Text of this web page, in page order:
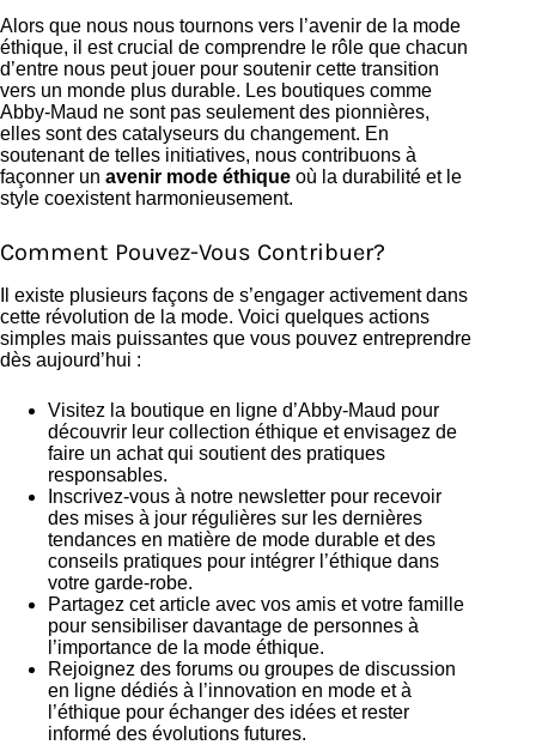
Alors que nous nous tournons vers l’avenir de la mode
éthique, il est crucial de comprendre le rôle que chacun
d’entre nous peut jouer pour soutenir cette transition
vers un monde plus durable. Les boutiques comme
Abby-Maud ne sont pas seulement des pionnières,
elles sont des catalyseurs du changement. En
soutenant de telles initiatives, nous contribuons à
façonner un avenir mode éthique où la durabilité et le
style coexistent harmonieusement.
Comment Pouvez-Vous Contribuer?
Il existe plusieurs façons de s’engager activement dans
cette révolution de la mode. Voici quelques actions
simples mais puissantes que vous pouvez entreprendre
dès aujourd’hui :
Visitez la boutique en ligne d’Abby-Maud pour
découvrir leur collection éthique et envisagez de
faire un achat qui soutient des pratiques
responsables.
Inscrivez-vous à notre newsletter pour recevoir
des mises à jour régulières sur les dernières
tendances en matière de mode durable et des
conseils pratiques pour intégrer l’éthique dans
votre garde-robe.
Partagez cet article avec vos amis et votre famille
pour sensibiliser davantage de personnes à
l’importance de la mode éthique.
Rejoignez des forums ou groupes de discussion
en ligne dédiés à l’innovation en mode et à
l’éthique pour échanger des idées et rester
informé des évolutions futures.